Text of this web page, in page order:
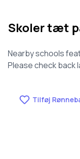
Skoler tæt
Nearby schools
Please check back
Tilføj